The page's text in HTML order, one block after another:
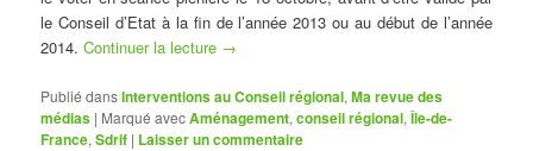
le Conseil d’Etat à la fin de l’année 2013 ou au début de l’année
2014.Continuer la lecture →
Publié dansInterventions au Conseil régional,Ma revue des
médias | Marqué avecAménagement,conseil régional,Île-de-
France,Sdrif | Laisser un commentaire